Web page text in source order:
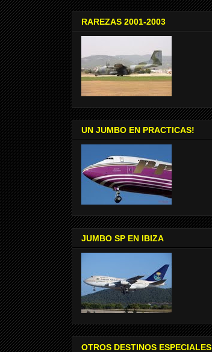
RAREZAS 2001-2003
UN JUMBO EN PRACTICAS!
JUMBO SP EN IBIZA
OTROS DESTINOS ESPECIALES